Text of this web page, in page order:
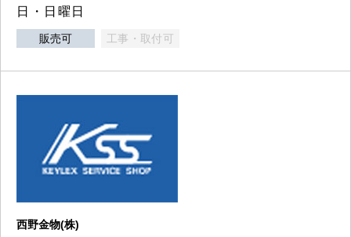
日・日曜日
販売可 工事・取付可
西野金物(株)